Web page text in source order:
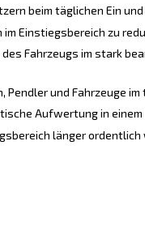
beim täglichen Ein
Einstiegsbereich zu
Fahrzeugs im stark
Pendler und Fahrzeuge
Aufwertung in einem
länger